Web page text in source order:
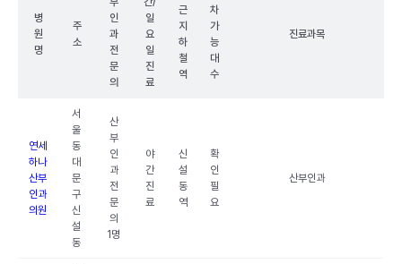
병
원
명
주
소
인
과
전
문
의
일
요
일
진
료
근
지
하
철
역
차
가
능
대
수
진료과목
연세
하나
산부
인과
의원
서
울
동
대
문
구
신
설
동
산
부
인
과
전
문
의
1명
야
간
진
료
신
설
동
역
확
인
필
요
산부인과